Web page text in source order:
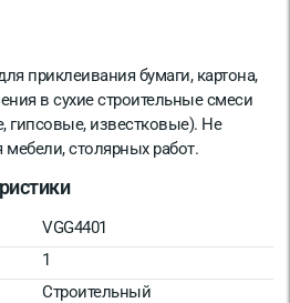
приклеивания бумаги, картона,
в сухие строительные смеси
известковые). Не
столярных работ.
VGG4401
1
Строительный